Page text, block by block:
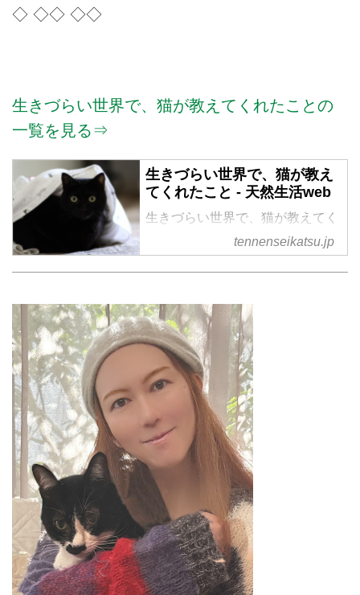
◇ ◇◇ ◇◇
生きづらい世界で、猫が教えてくれたことの
一覧を見る⇒
生きづらい世界で、猫が教え
てくれたこと - 天然生活web
生きづらい世界で、猫が教えてく
れたこと の記事一覧 - 『天然生
活』が運営する暮らしの情報サイ
ト。食やファッション、暮らしの
の情報を毎日配信
tennenseikatsu.jp